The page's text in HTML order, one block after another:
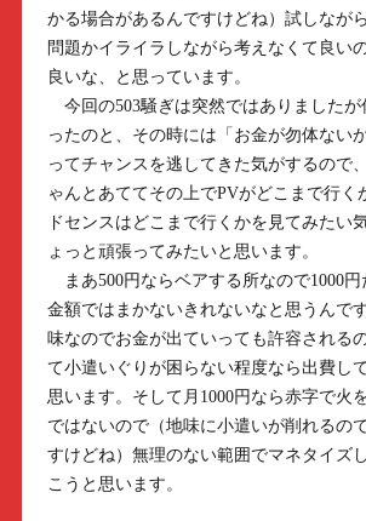
かる場合があるんですけどね）試しなが
問題かイライラしながら考えなくて良い
良いな、と思っています。
今回の503騒ぎは突然ではありましたが
ったのと、その時には「お金が勿体ない
ってチャンスを逃してきた気がするので
ゃんとあててその上でPVがどこまで行く
ドセンスはどこまで行くかを見てみたい
ょっと頑張ってみたいと思います。
まあ500円ならベアする所なので1000円
金額ではまかないきれないなと思うんで
味なのでお金が出ていっても許容される
て小遣いぐりが困らない程度なら出費し
思います。そして月1000円なら赤字で火
ではないので（地味に小遣いが削れるの
すけどね）無理のない範囲でマネタイズ
こうと思います。